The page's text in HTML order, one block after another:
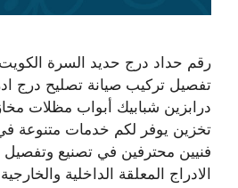
رقم حداد درج حديد السرة
تفصيل تركيب صيانة تصليح درج
درابزين شبابيك أبواب مظلات
تخزين يوفر لكم خدمات متنوعة
فنيين محترفين في تصنيع وتفصيل
الادراج المعلقة الداخلية